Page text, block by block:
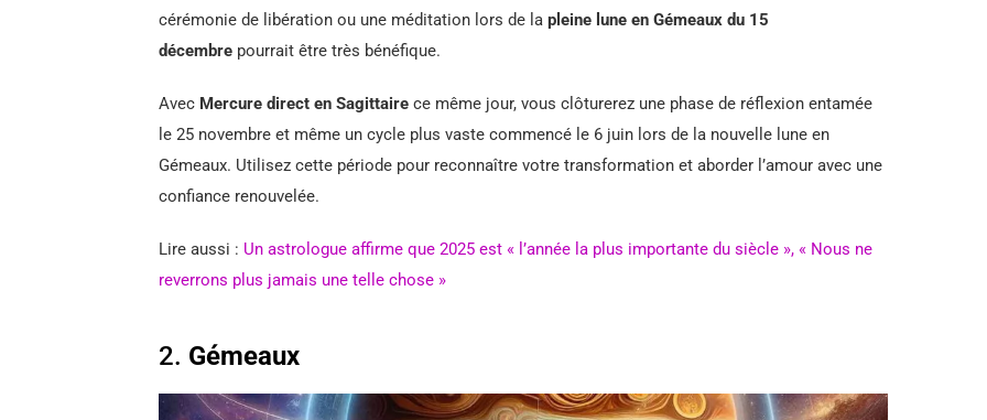
cérémonie de libération ou une méditation lors de la pleine lune en Gémeaux du 15
décembre pourrait être très bénéfique.
Avec Mercure direct en Sagittaire ce même jour, vous clôturerez une phase de réflexion entamée
le 25 novembre et même un cycle plus vaste commencé le 6 juin lors de la nouvelle lune en
Gémeaux. Utilisez cette période pour reconnaître votre transformation et aborder l’amour avec une
confiance renouvelée.
Lire aussi : Un astrologue affirme que 2025 est « l’année la plus importante du siècle », « Nous ne
reverrons plus jamais une telle chose »
2. Gémeaux